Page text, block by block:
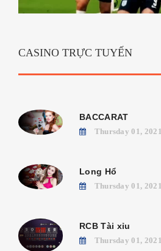
CASINO TRỰC TUYẾN
BACCARAT
Thursday 01, 2021
Long Hổ
Thursday 01, 2021
RCB Tài xỉu
Thursday 01, 2021